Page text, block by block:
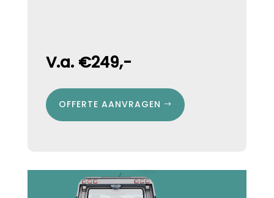
V.a. €249,-
OFFERTE AANVRAGEN